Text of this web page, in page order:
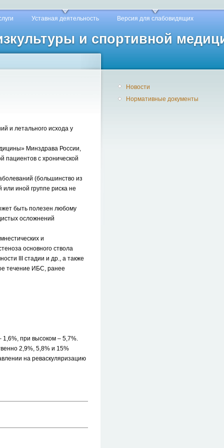
и спортивной
Уставная деятельность Версия для слабовидящих
и летального исхода у
Минздрава России,
пациентов с хронической
(большинство из
иной группе риска не
быть полезен любому
осложнений
и
основного ствола
III стадии и др., а также
течение ИБС, ранее
1,6%, при высоком – 5,7%.
2,9%, 5,8% и 15%
на реваскуляризацию
Новости
Нормативные документы